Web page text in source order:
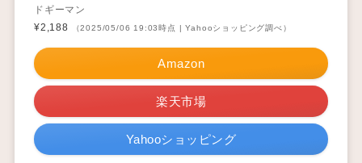
ドギーマン
¥2,188
（2025/05/06 19:03時点 | Yahooショッピング調べ）
Amazon
楽天市場
Yahooショッピング